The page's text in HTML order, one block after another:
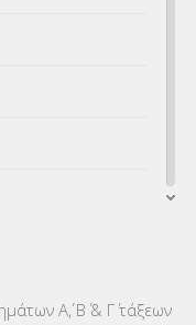
Α΄, Β΄ & Γ΄ τάξεων